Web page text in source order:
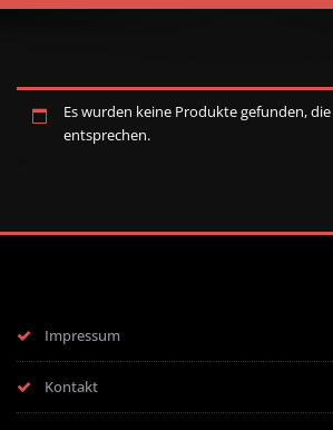
Es wurden keine Produkte gefunden,
entsprechen.
Impressum
Kontakt